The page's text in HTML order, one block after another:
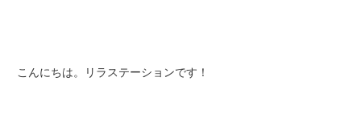
こんにちは。リラステーションです！